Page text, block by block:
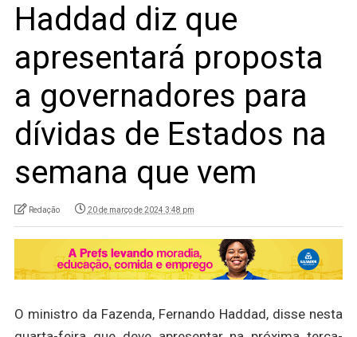
Haddad diz que
apresentará proposta
a governadores para
dívidas de Estados na
semana que vem
Redação 20 de março de 2024 3:48 pm
O ministro da Fazenda, Fernando Haddad, disse nesta